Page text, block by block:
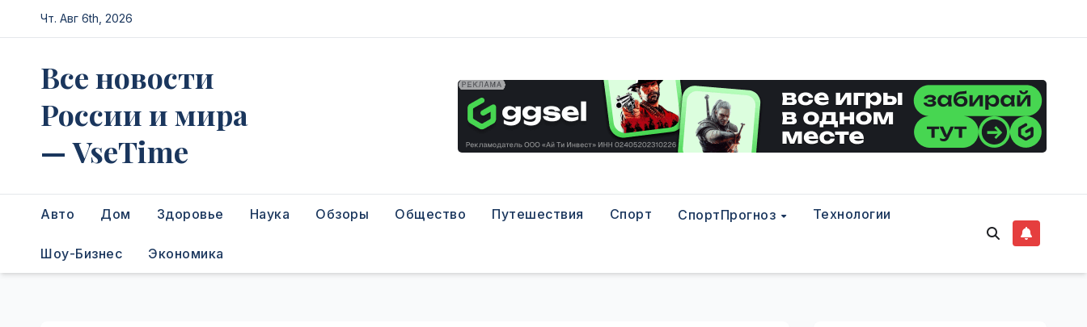
Перейти
к
Чт. Авг 6th, 2026
Все новости
России и мира
— VseTime
Авто Дом Здоровье Наука Обзоры Общество Путешествия Спорт СпортПрогноз Технологии
Шоу-Бизнес Экономика